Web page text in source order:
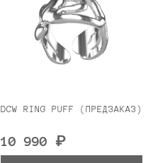
DCW RING PUFF (ПРЕДЗАКАЗ)
10 990 ₽